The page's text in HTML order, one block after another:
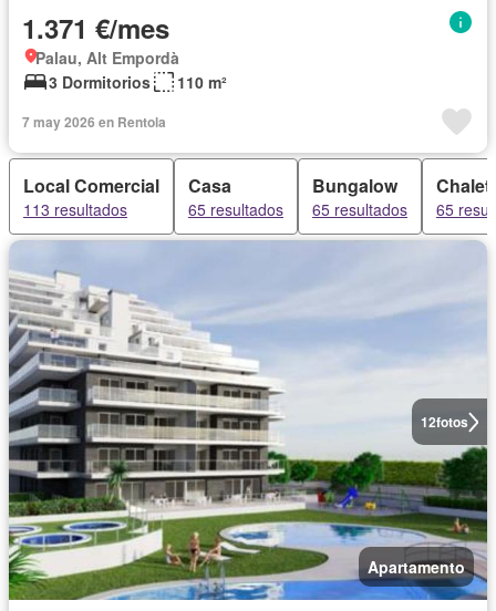
1.371 €/mes
Palau, Alt Empordà
3 Dormitorios
110 m²
7 may 2026 en Rentola
Local Comercial
113 resultados
Casa
65 resultados
Bungalow
65 resultados
Chalet
65
12fotos
Apartamento